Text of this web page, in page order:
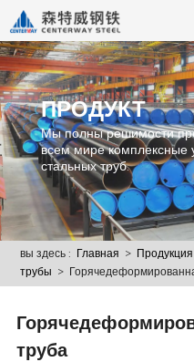
ПРОДУКТ
Мы полны решимости
всем мире комплексные
стальных труб.
вы здесь : Главная > Продукция
трубы
>
труба